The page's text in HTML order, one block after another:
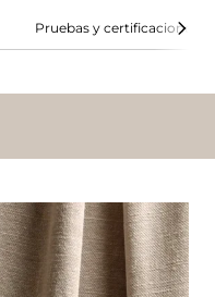
Pruebas y certificaciones